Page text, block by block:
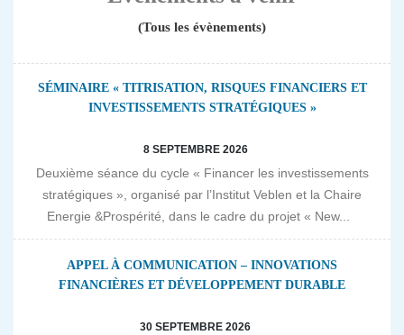
(Tous les évènements)
SÉMINAIRE « TITRISATION, RISQUES FINANCIERS ET
INVESTISSEMENTS STRATÉGIQUES »
8 SEPTEMBRE 2026
Deuxième séance du cycle « Financer les investissements
stratégiques », organisé par l’Institut Veblen et la Chaire
Energie &Prospérité, dans le cadre du projet « New...
APPEL À COMMUNICATION – INNOVATIONS
FINANCIÈRES ET DÉVELOPPEMENT DURABLE
30 SEPTEMBRE 2026